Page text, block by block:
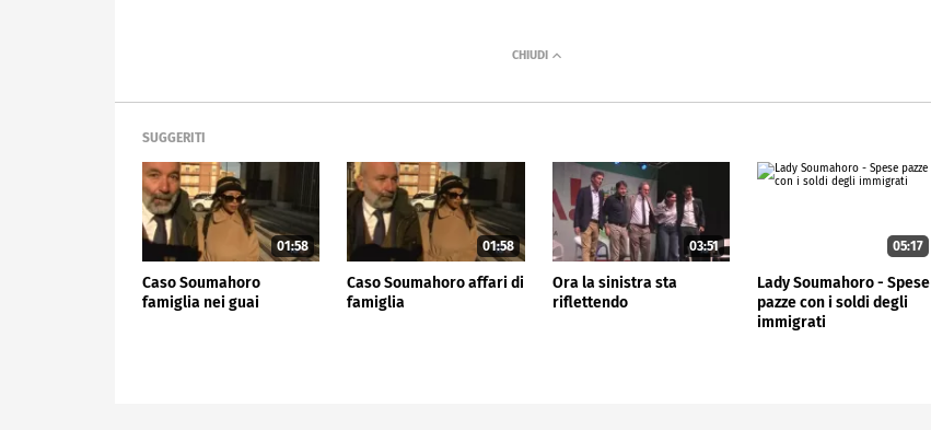
SUGGERITI
01:58
Caso Soumahoro
famiglia nei guai
01:58
Caso Soumahoro affari di
famiglia
03:51
Ora la sinistra sta
riflettendo
05:17
Lady Soumahoro - Spese
pazze con i soldi degli
immigrati